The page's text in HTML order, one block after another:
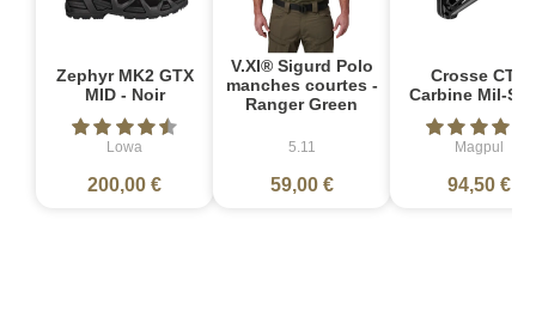
Zephyr MK2 GTX
MID - Noir
Lowa
200,00 €
V.XI® Sigurd Polo
manches courtes -
Ranger Green
5.11
59,00 €
Crosse CTR
Carbine Mil-
Magpul
94,50 €